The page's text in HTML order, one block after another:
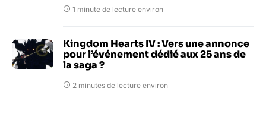
1 minute de lecture environ
Kingdom Hearts IV : Vers une annonce
pour l’événement dédié aux 25 ans de
la saga ?
2 minutes de lecture environ